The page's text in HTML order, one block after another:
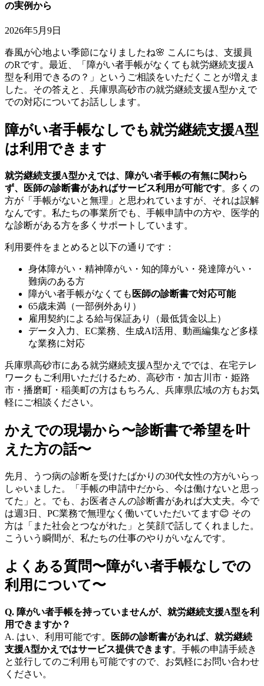
の実例から
2026年5月9日
春風が心地よい季節になりましたね🌸 こんにちは、支援員
のRです。最近、「障がい者手帳がなくても就労継続支援A
型を利用できるの？」というご相談をいただくことが増えま
した。その答えと、兵庫県高砂市の就労継続支援A型かえで
での対応についてお話しします。
障がい者手帳なしでも就労継続支援A型
は利用できます
就労継続支援A型かえでは、障がい者手帳の有無に関わら
ず、医師の診断書があればサービス利用が可能です。多くの
方が「手帳がないと無理」と思われていますが、それは誤解
なんです。私たちの事業所でも、手帳申請中の方や、医学的
な診断がある方を多くサポートしています。
利用要件をまとめると以下の通りです：
身体障がい・精神障がい・知的障がい・発達障がい・
難病のある方
障がい者手帳がなくても 医師の診断書で対応可能
65歳未満（一部例外あり）
雇用契約による給与保証あり（最低賃金以上）
データ入力、EC業務、生成AI活用、動画編集など多様
な業務に対応
兵庫県高砂市にある就労継続支援A型かえででは、在宅テレ
ワークもご利用いただけるため、高砂市・加古川市・姫路
市・播磨町・稲美町の方はもちろん、兵庫県広域の方もお気
軽にご相談ください。
かえでの現場から〜診断書で希望を叶
えた方の話〜
先月、うつ病の診断を受けたばかりの30代女性の方がいらっ
しゃいました。「手帳の申請中だから、今は働けないと思っ
てた」と。でも、お医者さんの診断書があれば大丈夫。今で
は週3日、PC業務で無理なく働いていただいてます😊 その
方は「また社会とつながれた」と笑顔で話してくれました。
こういう瞬間が、私たちの仕事のやりがいなんです。
よくある質問〜障がい者手帳なしでの
利用について〜
Q. 障がい者手帳を持っていませんが、就労継続支援A型を利
用できますか？
A. はい、利用可能です。
医師の診断書があれば、就労継続
支援A型かえではサービス提供できます。手帳の申請手続き
と並行してのご利用も可能ですので、お気軽にお問い合わせ
ください。